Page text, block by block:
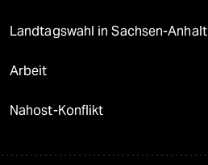
Landtagswahl in Sachsen-Anhalt
Arbeit
Nahost-Konflikt